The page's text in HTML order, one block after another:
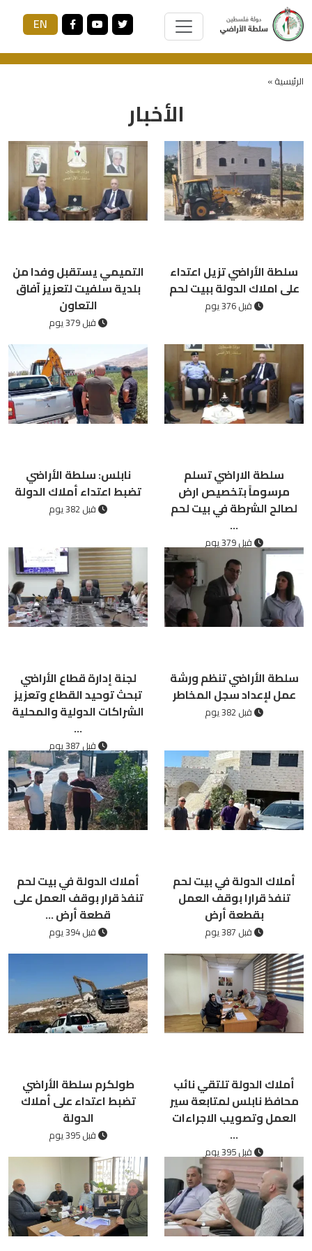
EN
الرئيسية »
الأخبار
سلطة الأراضي تزيل اعتداء
على املاك الدولة ببيت لحم
قبل 376 يوم
التميمي يستقبل وفدا من
بلدية سلفيت لتعزيز آفاق
التعاون
قبل 379 يوم
سلطة الاراضي تسلم
مرسوماً بتخصيص ارض
لصالح الشرطة في بيت لحم
...
قبل 379 يوم
نابلس: سلطة الأراضي
تضبط اعتداء أملاك الدولة
قبل 382 يوم
سلطة الأراضي تنظم ورشة
عمل لإعداد سجل المخاطر
قبل 382 يوم
لجنة إدارة قطاع الأراضي
تبحث توحيد القطاع وتعزيز
الشراكات الدولية والمحلية
...
قبل 387 يوم
أملاك الدولة في بيت لحم
تنفذ قرارا بوقف العمل
بقطعة أرض
قبل 387 يوم
أملاك الدولة في بيت لحم
تنفذ قرار بوقف العمل على
قطعة أرض ...
قبل 394 يوم
أملاك الدولة تلتقي نائب
محافظ نابلس لمتابعة سير
العمل وتصويب الاجراءات
...
قبل 395 يوم
طولكرم سلطة الأراضي
تضبط اعتداء على أملاك
الدولة
قبل 395 يوم